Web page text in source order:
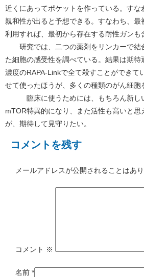
近くにあってポケットを作っている。す
親和性が出ると予想できる。すなわち、
利用すれば、最初から存在する耐性ガン
研究では、二つの薬剤をリンカーで結
た細胞の感受性を調べている。結果は期
濃度のRAPA-Linkで全て殺すことができ
せて使ったほうが、多くの種類のがん細
臨床に使うためには、もちろん新しい
mTOR特異的になり、また活性も高いと
が、期待して見守りたい。
コメントを残す
メールアドレスが公開されることはあり
コメント ※
名前 *